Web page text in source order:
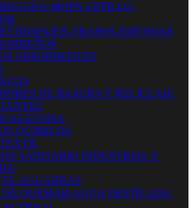
MOPA-CEPILLO-
TRAPOS-ESPONJAS
ABSORBENTES
DE BASURA Y RECICLAJE
ACETONA
QUIMICOS
SANITARIO INDUSTRIAL Y
AGUARRAS
QUEMAR-AGUA DESTILADA